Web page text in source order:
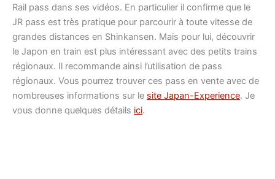
Rail pass dans ses vidéos. En particulier il confirme que le
JR pass est très pratique pour parcourir à toute vitesse de
grandes distances en Shinkansen. Mais pour lui, découvrir
le Japon en train est plus intéressant avec des petits trains
régionaux. Il recommande ainsi l’utilisation de pass
régionaux. Vous pourrez trouver ces pass en vente avec de
nombreuses informations sur le site Japan-Experience. Je
vous donne quelques détails ici.